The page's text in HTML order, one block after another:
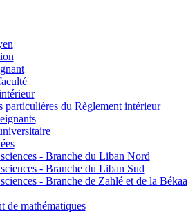
particulières du Règlement intérieur
- Branche du Liban Nord
- Branche du Liban Sud
- Branche de Zahlé et de la Békaa
de mathématiques